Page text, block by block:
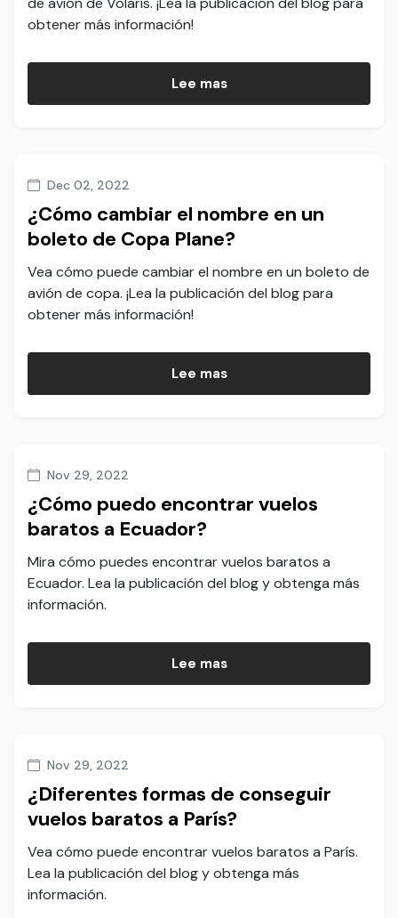
obtener más información!
Lee mas
Dec 02, 2022
¿Cómo cambiar el nombre en un
boleto de Copa Plane?
Vea cómo puede cambiar el nombre en un boleto de
avión de copa. ¡Lea la publicación del blog para
obtener más información!
Lee mas
Nov 29, 2022
¿Cómo puedo encontrar vuelos
baratos a Ecuador?
Mira cómo puedes encontrar vuelos baratos a
Ecuador. Lea la publicación del blog y obtenga más
información.
Lee mas
Nov 29, 2022
¿Diferentes formas de conseguir
vuelos baratos a París?
Vea cómo puede encontrar vuelos baratos a París.
Lea la publicación del blog y obtenga más
información.